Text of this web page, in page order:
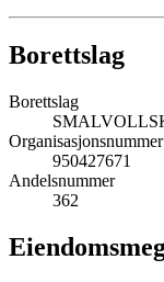
Borettslag
Borettslag
Organisasjonsnummer
950427671
Andelsnummer
362